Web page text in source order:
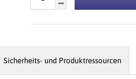
Sicherheits- und Produktressourcen